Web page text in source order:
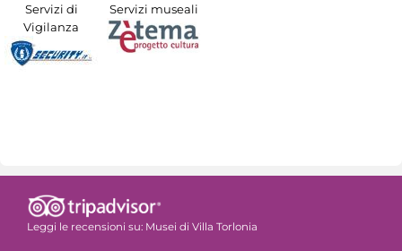
Servizi di
Vigilanza
Servizi museali
Leggi le recensioni su: Musei di Villa Torlonia